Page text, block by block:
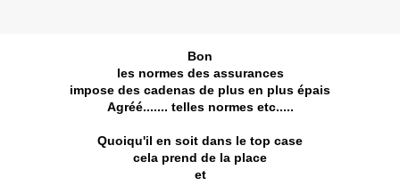
Bon
les normes des assurances
impose des cadenas de plus en plus épais
Agréé....... telles normes etc.....
Quoiqu'il en soit dans le top case
cela prend de la place
et